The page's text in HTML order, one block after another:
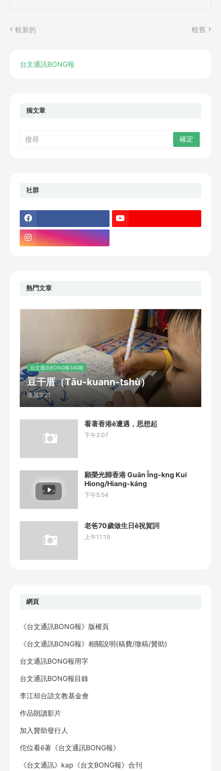
較新的 較舊
台文通訊BONG報
揣文章
社群
熱門文章
台文通訊BONG報340期
豆干厝（Tāu-kuann-tshù）
凌晨3:21
看著香港ê遭遇，思想起
下午2:07
願榮光歸香港 Guān Îng-kng Kui
Hiong/Hiang-káng
下午5:54
老爸70歲做生日ê祝賀詞
上午11:19
網頁
《台文通訊BONG報》版權頁
《台文通訊BONG報》相關說明(稿費/徵稿/贊助)
台文通訊BONG報用字
台文通訊BONG報目錄
李江却台語文教基金會
作品朗讀影片
加入贊助發行人
佗位看ē著《台文通訊BONG報》
《台文通訊》kap《台文BONG報》合刊